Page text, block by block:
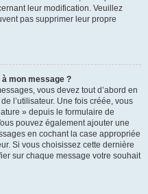
leur modification. Veuillez
pas supprimer leur propre
mon message ?
vous devez tout d’abord en
l’utilisateur. Une fois créée, vous
» depuis le formulaire de
pouvez également ajouter une
en cochant la case appropriée
Si vous choisissez cette dernière
sur chaque message votre souhait